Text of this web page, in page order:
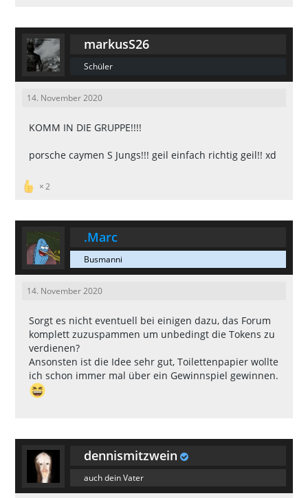
markusS26
Schüler
14. November 2020
KOMM IN DIE GRUPPE!!!!
porsche caymen S Jungs!!! geil einfach richtig geil!! xd
2
.Marc
Busmanni
14. November 2020
Sorgt es nicht eventuell bei einigen dazu, das Forum
komplett zuzuspammen um unbedingt die Tokens zu
verdienen?
Ansonsten ist die Idee sehr gut, Toilettenpapier wollte
ich schon immer mal über ein Gewinnspiel gewinnen.
dennismitzwein
auch dein Vater